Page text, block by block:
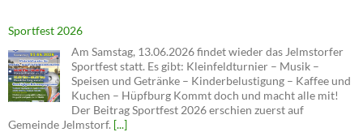
Sportfest 2026
Am Samstag, 13.06.2026 findet wieder das Jelmstorfer
Sportfest statt. Es gibt: Kleinfeldturnier – Musik –
Speisen und Getränke – Kinderbelustigung – Kaffee und
Kuchen – Hüpfburg Kommt doch und macht alle mit!
Der Beitrag Sportfest 2026 erschien zuerst auf
Gemeinde Jelmstorf. [...]